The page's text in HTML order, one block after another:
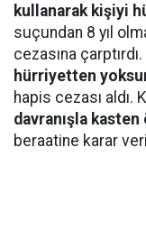
kullanarak kişiyi
suçundan 8 yıl
cezasına
hürriyetten
hapis cezası aldı.
davranışla
beraatine karar